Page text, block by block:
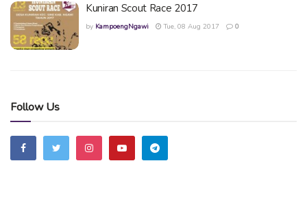
Kuniran Scout Race 2017
by KampoengNgawi Tue, 08 Aug 2017 0
Follow Us